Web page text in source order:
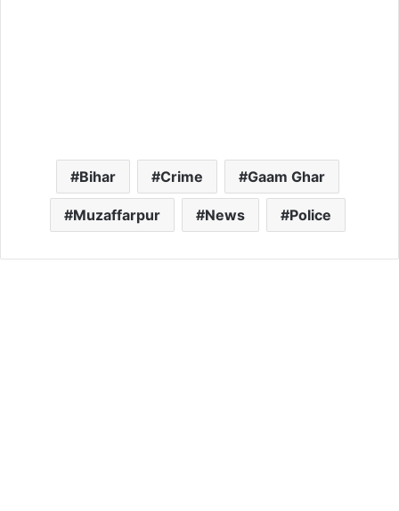
Bihar Crime Gaam Ghar
Muzaffarpur News Police